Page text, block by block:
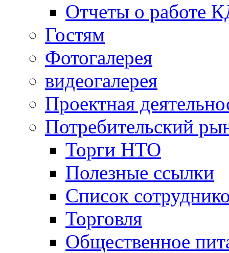
Отчеты о работе
Гостям
Фотогалерея
видеогалерея
Проектная
Потребительский
Торги НТО
Полезные ссылки
Список
Торговля
Общественное